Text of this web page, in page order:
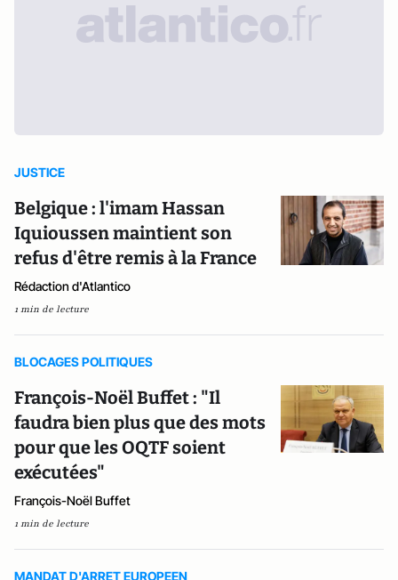
JUSTICE
Belgique : l'imam Hassan
Iquioussen maintient son
refus d'être remis à la France
Rédaction d'Atlantico
1 min de lecture
BLOCAGES POLITIQUES
François-Noël Buffet : "Il
faudra bien plus que des mots
pour que les OQTF soient
exécutées"
François-Noël Buffet
1 min de lecture
MANDAT D'ARRET EUROPEEN